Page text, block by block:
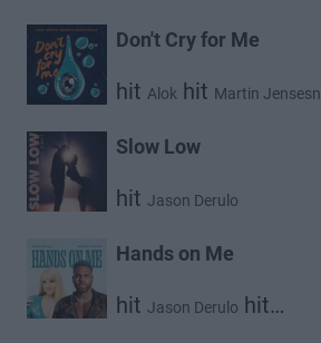
Don't Cry for Me
hit Alok hit Martin Jensesn
Slow Low
hit Jason Derulo
Hands on Me
hit Jason Derulo hit